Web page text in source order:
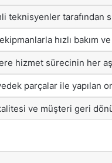
teknisyenler tarafından
hızlı bakım
hizmet sürecinin her
parçalar ile yapılan
ve müşteri geri